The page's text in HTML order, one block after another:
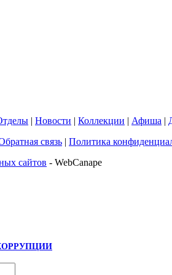
| Новости | Коллекции | Афиша |
связь | Политика
сайтов - WebCanape